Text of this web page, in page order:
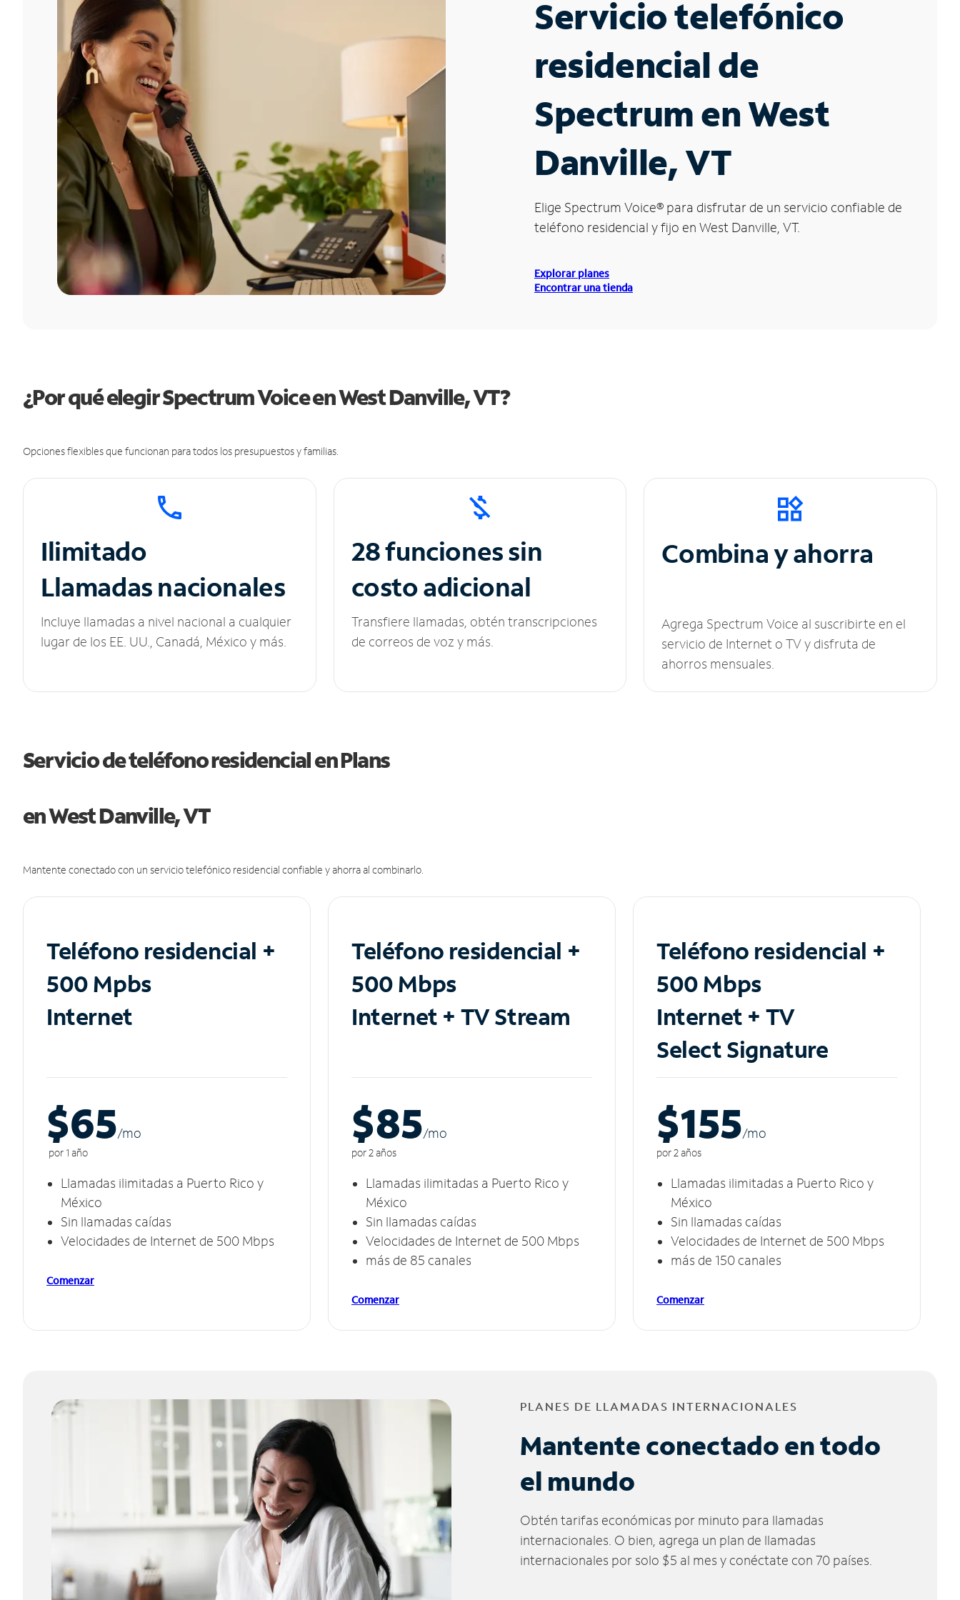
Servicio telefónico
residencial de
Spectrum en West
Danville, VT
Elige Spectrum Voice® para disfrutar de un servicio confiable de
teléfono residencial y fijo en West Danville, VT.
Explorar planes
Encontrar una tienda
¿Por qué elegir Spectrum Voice en West Danville, VT?
Opciones flexibles que funcionan para todos los presupuestos y familias.
Ilimitado
Llamadas nacionales
Incluye llamadas a nivel nacional a cualquier
lugar de los EE. UU., Canadá, México y más.
28 funciones sin
costo adicional
Transfiere llamadas, obtén transcripciones
de correos de voz y más.
Combina y ahorra
Agrega Spectrum Voice al suscribirte en el
servicio de Internet o TV y disfruta de
ahorros mensuales.
Servicio de teléfono residencial en Plans
en West Danville, VT
Mantente conectado con un servicio telefónico residencial confiable y ahorra al combinarlo.
Teléfono residencial +
500 Mpbs
Internet
$65/mo
por 1 año
Llamadas ilimitadas a Puerto Rico y
México
Sin llamadas caídas
Velocidades de Internet de 500 Mbps
Comenzar
Teléfono residencial +
500 Mbps
Internet + TV Stream
$85/mo
por 2 años
Llamadas ilimitadas a Puerto Rico y
México
Sin llamadas caídas
Velocidades de Internet de 500 Mbps
más de 85 canales
Comenzar
Teléfono residencial +
500 Mbps
Internet + TV
Select Signature
$155/mo
por 2 años
Llamadas ilimitadas a Puerto Rico y
México
Sin llamadas caídas
Velocidades de Internet de 500 Mbps
más de 150 canales
Comenzar
PLANES DE LLAMADAS INTERNACIONALES
Mantente conectado en todo
el mundo
Obtén tarifas económicas por minuto para llamadas
internacionales. O bien, agrega un plan de llamadas
internacionales por solo $5 al mes y conéctate con 70 países.